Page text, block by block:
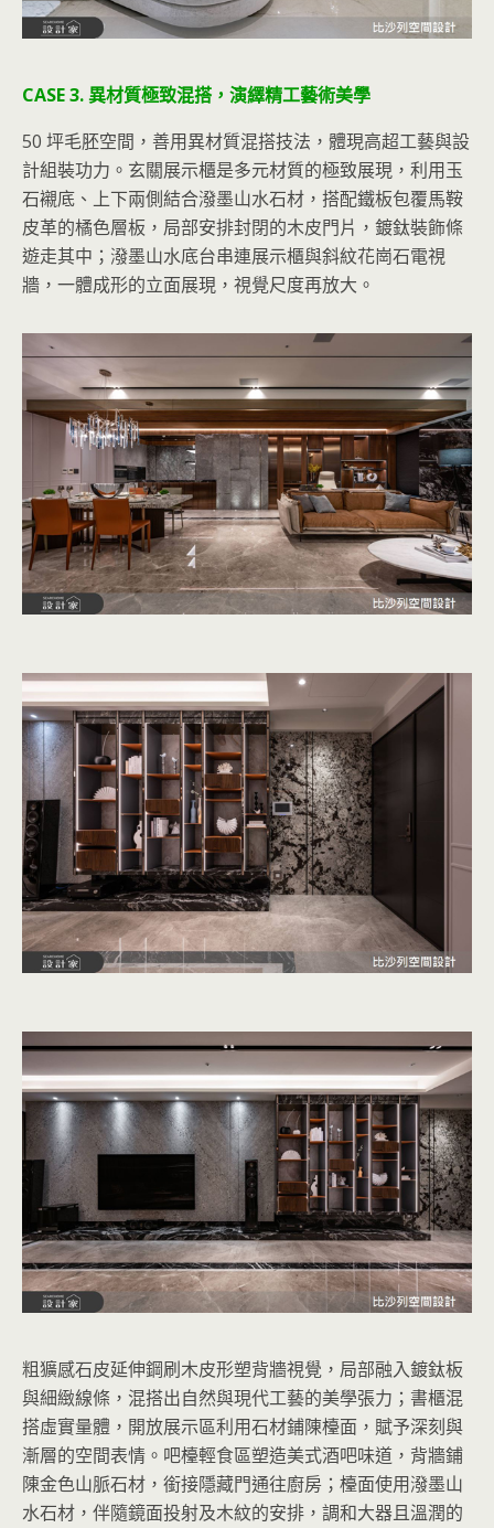
CASE 3. 異材質極致混搭，演繹精工藝術美學
50 坪毛胚空間，善用異材質混搭技法，體現高超工藝與設
計組裝功力。玄關展示櫃是多元材質的極致展現，利用玉
石襯底、上下兩側結合潑墨山水石材，搭配鐵板包覆馬鞍
皮革的橘色層板，局部安排封閉的木皮門片，鍍鈦裝飾條
遊走其中；潑墨山水底台串連展示櫃與斜紋花崗石電視
牆，一體成形的立面展現，視覺尺度再放大。
粗獷感石皮延伸鋼刷木皮形塑背牆視覺，局部融入鍍鈦板
與細緻線條，混搭出自然與現代工藝的美學張力；書櫃混
搭虛實量體，開放展示區利用石材鋪陳檯面，賦予深刻與
漸層的空間表情。吧檯輕食區塑造美式酒吧味道，背牆鋪
陳金色山脈石材，銜接隱藏門通往廚房；檯面使用潑墨山
水石材，伴隨鏡面投射及木紋的安排，調和大器且溫潤的